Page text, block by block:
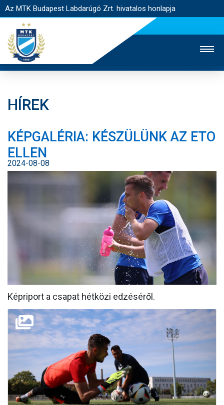
Az MTK Budapest Labdarúgó Zrt. hivatalos honlapja
JEGYÉRTÉKESÍTÉS
WEBSHOP
STADION
NYITÓLAP
HÍREK
CSAPATOK
MÉRKŐZÉSEK
KLUB
GALÉRIA
SZURKOLÓI ÉLMÉNYEK
AKKREDITÁCIÓ
HÍREK
KÉPGALÉRIA: KÉSZÜLÜNK AZ ETO
ELLEN
2024-08-08
Képriport a csapat hétközi edzéséről.